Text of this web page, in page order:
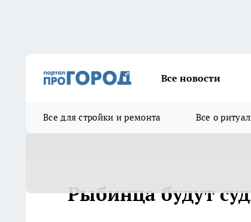
Все новости
Все для стройки и ремонта Все о
Рыбинца будут